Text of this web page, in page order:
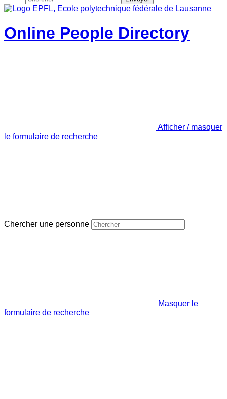
Online People Directory
Afficher / masquer
le formulaire de recherche
Chercher une personne
Masquer le
formulaire de recherche